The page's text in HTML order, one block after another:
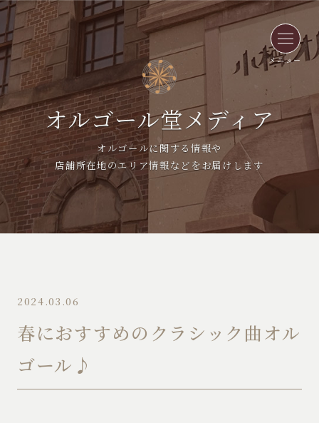
メニュー
オルゴール堂メディア
オルゴールに関する情報や
店舗所在地のエリア情報などをお届けします
2024.03.06
春におすすめのクラシック曲オル
ゴール♪